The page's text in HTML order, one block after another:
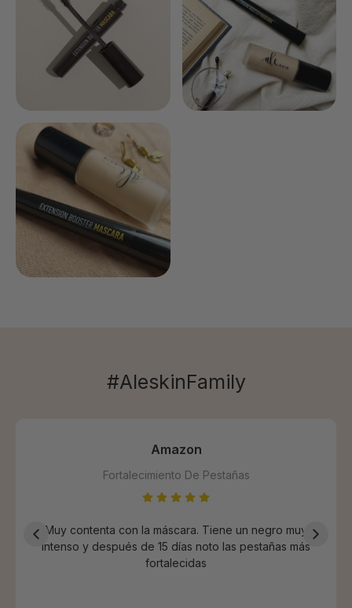
máscara de pestañas vegana sin silicona en el INCI:
Aqua, CI 77499, Candelilla cera, Copernicia cerifera cera,
Glycerin, Pullulan, Stearic acid, Synthetic beeswax,
Glyceryl stearate, Silica, Polyvinyl alcohol, Simmondsia
chinensis seed oil, Ethylhexylglycerin, Sodium
dehydroacetate, Caprylyl glycol, Sorbitol, Lecithin, Oryza
sativa starch, Xanthan gum, Panthenol, Tocopheryl
acetate, Sodium hydroxide, Dipropylene glycol, Glyceryl
caprylate, Tocopherol, Sodium stearate, Biotinoyl
tripeptide-1.
#AleskinFamily
Muy contenta con la máscara. Tiene un negro muy
intenso y después de 15 días noto las pestañas más
fortalecidas
Amazon
Fortalecimiento De Pestañas